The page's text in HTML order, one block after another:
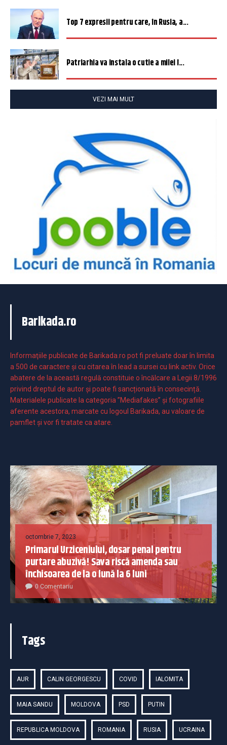
Top 7 expresii pentru care, în Rusia, a...
Patriarhia va instala o cutie a milei î...
VEZI MAI MULT
Barikada.ro
Informaţiile publicate de Barikada.ro pot fi preluate doar în limita
a 500 de caractere şi cu citarea în lead a sursei cu link activ. Orice
abatere de la această regulă constituie o încălcare a Legii 8/1996
privind dreptul de autor și poate fi sancționată în consecință.
Materialele publicate la categoria ”Mediafakes” și fotografiile
aferente acestora, marcate cu logoul Barikada, au valoare de
pamflet și vor fi tratate ca atare.
octombrie 7, 2023
Primarul Urziceniului, dosar penal pentru
purtare abuzivă! Sava riscă amenda sau
închisoarea de la o lună la 6 luni
0 Comentariu
Tags
AUR CALIN GEORGESCU COVID IALOMITA
MAIA SANDU MOLDOVA PSD PUTIN
REPUBLICA MOLDOVA ROMANIA RUSIA UCRAINA